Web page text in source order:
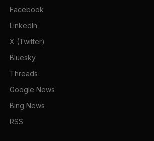
Facebook
LinkedIn
X (Twitter)
Bluesky
Threads
Google News
Bing News
RSS